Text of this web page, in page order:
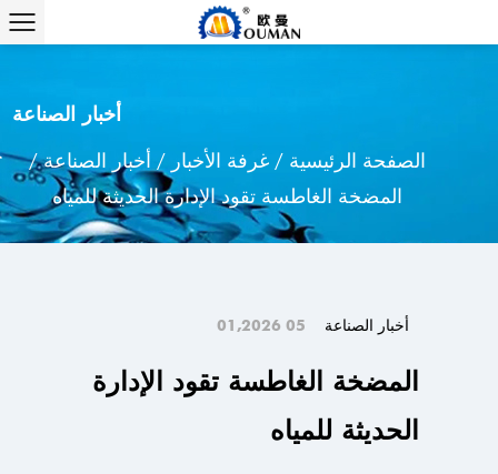
أخبار الصناعة
الصفحة الرئيسية /غرفة الأخبار / أخبار الصناعة/
المضخة الغاطسة تقود الإدارة الحديثة للمياه
أخبار الصناعة 05 01,2026
المضخة الغاطسة تقود الإدارة
الحديثة للمياه